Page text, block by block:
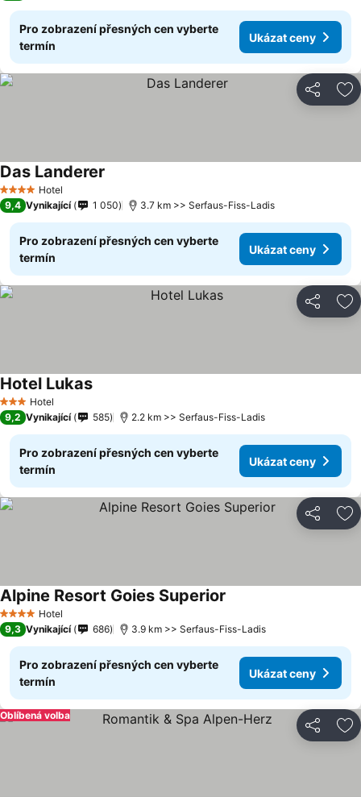
Pro zobrazení přesných cen vyberte
termín
Ukázat ceny
Sdílet
4 Počet hvězdiček
Hotel
Das Landerer
9,4 Vynikající 1 050 3.7 km >> Serfaus-Fiss-Ladis
Pro zobrazení přesných cen vyberte
termín
Ukázat ceny
Sdílet
3 Počet hvězdiček
Hotel
Hotel Lukas
9,2 Vynikající 585 2.2 km >> Serfaus-Fiss-Ladis
Pro zobrazení přesných cen vyberte
termín
Ukázat ceny
Sdílet
4 Počet hvězdiček
Hotel
Alpine Resort Goies Superior
9,3 Vynikající 686 3.9 km >> Serfaus-Fiss-Ladis
Pro zobrazení přesných cen vyberte
termín
Ukázat ceny
Sdílet
Oblíbená volba